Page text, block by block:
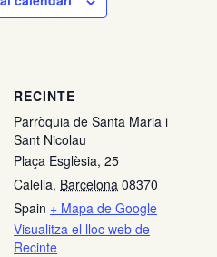
RECINTE
Parròquia de Santa Maria i
Sant Nicolau
Plaça Esglèsia, 25
Calella, Barcelona 08370
Spain + Mapa de Google
Visualitza el lloc web de
Recinte